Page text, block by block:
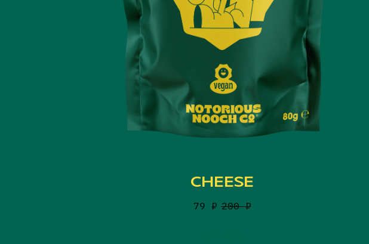
CHEESE
79 ₽ 200 ₽